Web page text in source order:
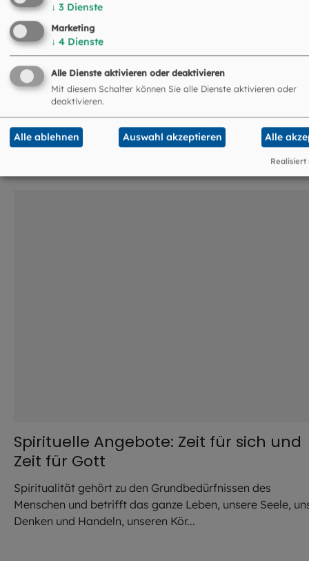
Liturgie: So feiern wir gemeinsam
unseren Glauben
Die Liturgie ist das Herzstück unseres Glaubens. In ihr
kommt zum Ausdruck, was Christinnen und Christen
© Hendrik Steffens / EOM
Spirituelle Angebote: Zeit für sich und
Zeit für Gott
Spiritualität gehört zu den Grundbedürfnissen des
Menschen und betrifft das ganze Leben, unsere Seele,
Denken und Handeln, unseren Kör...
↓ 3 Dienste
Marketing
↓ 4 Dienste
Alle Dienste aktivieren oder deaktivieren
Mit diesem Schalter können Sie alle Dienste aktivieren oder
deaktivieren.
Alle ablehnen Auswahl akzeptieren Alle
Realisiert